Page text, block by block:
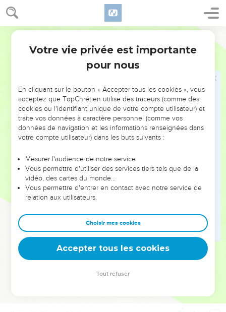
NE MANQUEZ PAS L’ÉVÉNEMENT
DE L’ANNÉE !
ET SI LEURS ERREURS POUVAIENT VOUS ÉVITER LES
VOTRES ?
leur foi ou leur vision. Mais on voit moins les doutes, les erreurs
et les saisons difficiles qu'ils ont traversés, alors même que ce
sont elles qui les ont façonnés.
Dans cette conférence, leaders, entrepreneurs, et responsables
clés pour avancer avec plus de sagesse afin que leurs erreurs
deviennent vos tremplins. Que vous guidiez un ministère, une
équipe, un groupe ou une famille, leur expérience est faite
Votre vie privée est importante
pour nous
En cliquant sur le bouton « Accepter tous les cookies », vous
acceptez que TopChrétien utilise des traceurs (comme des
cookies ou l'identifiant unique de votre compte utilisateur) et
traite vos données à caractère personnel (comme vos
données de navigation et les informations renseignées dans
votre compte utilisateur) dans les buts suivants :
Mesurer l'audience de notre service
Vous permettre d'utiliser des services tiers tels que de la
vidéo, des cartes du monde…
Vous permettre d'entrer en contact avec notre service de
relation aux utilisateurs.
Choisir mes cookies
Accepter tous les cookies
Tout refuser